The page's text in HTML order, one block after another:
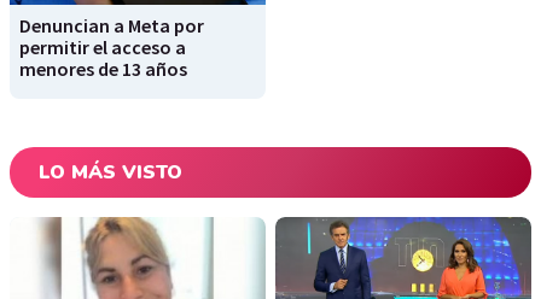
Denuncian a Meta por
permitir el acceso a
menores de 13 años
LO MÁS VISTO